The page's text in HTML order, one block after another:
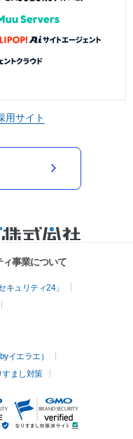
用サイト
事業について
キュリティ24」
イエラエ）
すまし対策